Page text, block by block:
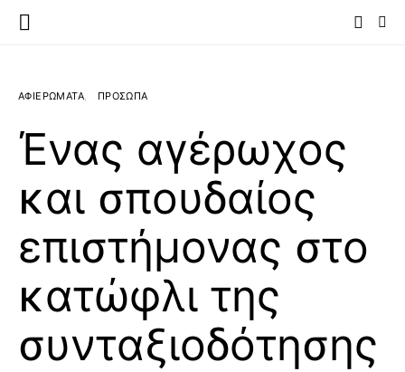
ΑΦΙΕΡΩΜΑΤΑ ΠΡΟΣΩΠΑ
Ένας αγέρωχος
και σπουδαίος
επιστήμονας στο
κατώφλι της
συνταξιοδότησης